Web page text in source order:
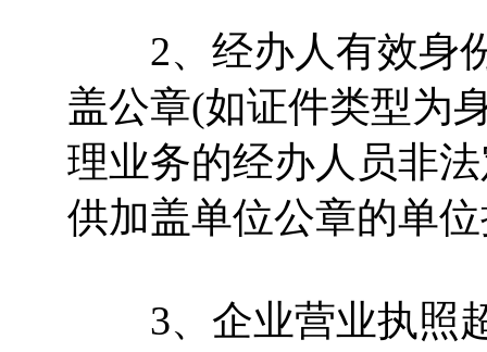
2、经办人有效身份
盖公章(如证件类型为
理业务的经办人员非
供加盖单位公章的单
3、企业营业执照超